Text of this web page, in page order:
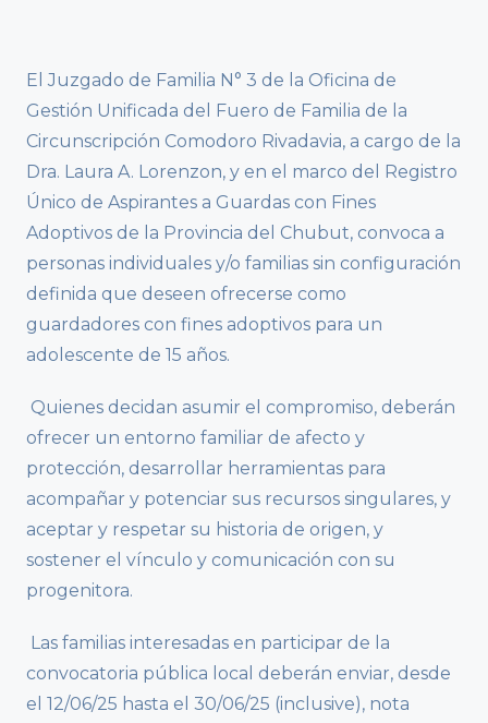
El Juzgado de Familia N° 3 de la Oficina de
Gestión Unificada del Fuero de Familia de la
Circunscripción Comodoro Rivadavia, a cargo de la
Dra. Laura A. Lorenzon, y en el marco del Registro
Único de Aspirantes a Guardas con Fines
Adoptivos de la Provincia del Chubut, convoca a
personas individuales y/o familias sin configuración
definida que deseen ofrecerse como
guardadores con fines adoptivos para un
adolescente de 15 años.
Quienes decidan asumir el compromiso, deberán
ofrecer un entorno familiar de afecto y
protección, desarrollar herramientas para
acompañar y potenciar sus recursos singulares, y
aceptar y respetar su historia de origen, y
sostener el vínculo y comunicación con su
progenitora.
Las familias interesadas en participar de la
convocatoria pública local deberán enviar, desde
el 12/06/25 hasta el 30/06/25 (inclusive), nota